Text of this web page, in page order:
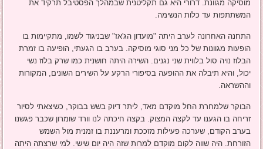
מוסיקה מגוונת. דרורי היא גם תקליטנית שבמהלך הפסטיבל תרקיד את
המשתתפות עד כלות הנשימה.
התחנה האחרונה לערב היתה "מועדון הג'אז" שבניגוד לשמו, מתקיימות בו
הופעות מגוונות של כל מני סוגי מוסיקה. בערב בו הגעתי, הופיעה בו זמרת
הבלוז נויה סול בלווית שני נגנים. השירה היתה חושנית כמו שרק בלוז נשי
יכול, והיא תיבלה את ההופעה בסיפורי הרקע על השירים השונים, המקורות
וההשראה.
הבוקר שלמחרת החל מוקדם מאד, ליתר דיוק בשש בבוקר, כשיצאתי לסיור
זריחה בו הגענו עד לקצה המצוק. בקצה חיכתה לנו וורד שומרון שכבר פגשנו
בערב הקודם, שערכה פעילות מזככת ומרעננת בו זמנית מול השמש
הזורחת. היה שווה לקום מוקדם למרות שזה היה יום שישי. למי שרצתה היתה